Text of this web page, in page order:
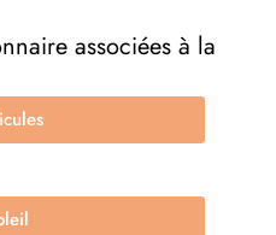
associées à la